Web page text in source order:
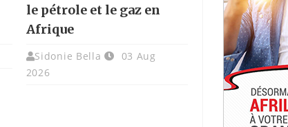
le pétrole et le gaz en
Afrique
Sidonie Bella
03 Aug
2026